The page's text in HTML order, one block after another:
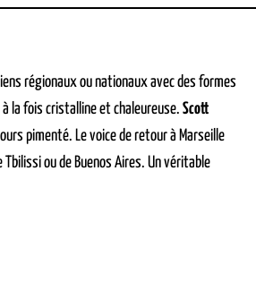
régionaux ou nationaux avec des formes
la fois cristalline et chaleureuse. Scott
pimenté. Le voice de retour à Marseille
ou de Buenos Aires. Un véritable